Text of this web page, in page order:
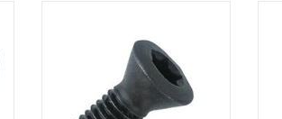
TOEVOEGEN AAN WINKELWAGEN